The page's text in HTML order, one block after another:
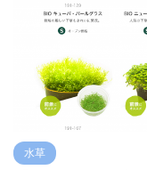
水草